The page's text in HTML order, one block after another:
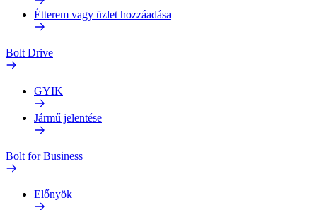
Étterem vagy üzlet hozzáadása
Bolt Drive
GYIK
Jármű jelentése
Bolt for Business
Előnyök